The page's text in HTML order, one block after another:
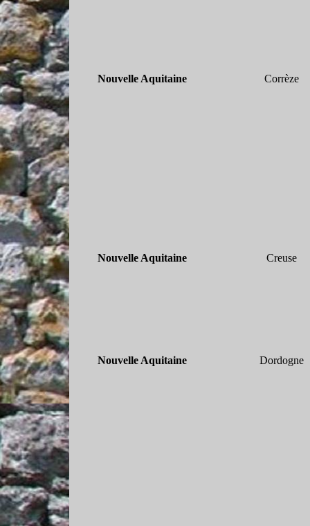
Nouvelle Aquitaine Corrèze
Nouvelle Aquitaine Creuse
Nouvelle Aquitaine Dordogne